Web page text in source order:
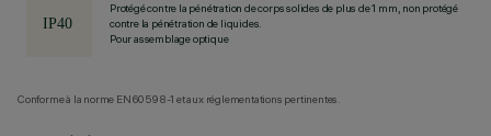
Protégé contre la pénétration de corps solides de plus de 1 mm, non protégé
contre la pénétration de liquides.
Pour assemblage optique
Conforme à la norme EN60598-1 et aux réglementations pertinentes.